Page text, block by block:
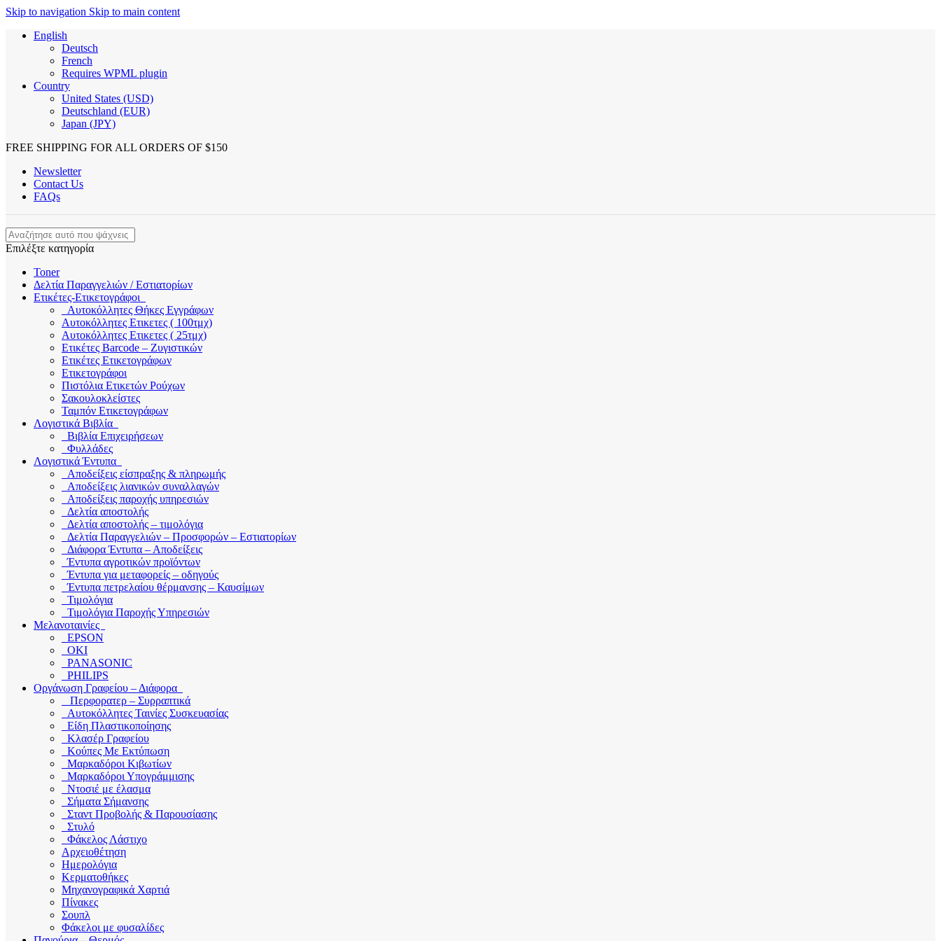
Skip to navigation Skip to main content
English
Deutsch
French
Requires WPML plugin
Country
United States (USD)
Deutschland (EUR)
Japan (JPY)
FREE SHIPPING FOR ALL ORDERS OF $150
Newsletter
Contact Us
FAQs
Επιλέξτε κατηγορία
Toner
Δελτία Παραγγελιών / Εστιατορίων
Ετικέτες-Ετικετογράφοι
Αυτοκόλλητες Θήκες Εγγράφων
Αυτοκόλλητες Ετικετες ( 100τμχ)
Αυτοκόλλητες Ετικετες ( 25τμχ)
Ετικέτες Barcode – Ζυγιστικών
Ετικέτες Ετικετογράφων
Ετικετογράφοι
Πιστόλια Ετικετών Ρούχων
Σακουλοκλείστες
Ταμπόν Ετικετογράφων
Λογιστικά Βιβλία
Βιβλία Επιχειρήσεων
Φυλλάδες
Λογιστικά Έντυπα
Αποδείξεις είσπραξης & πληρωμής
Αποδείξεις λιανικών συναλλαγών
Αποδείξεις παροχής υπηρεσιών
Δελτία αποστολής
Δελτία αποστολής – τιμολόγια
Δελτία Παραγγελιών – Προσφορών – Εστιατορίων
Διάφορα Έντυπα – Αποδείξεις
Έντυπα αγροτικών προϊόντων
Έντυπα για μεταφορείς – οδηγούς
Έντυπα πετρελαίου θέρμανσης – Καυσίμων
Τιμολόγια
Τιμολόγια Παροχής Υπηρεσιών
Μελανοταινίες
EPSON
OKI
PANASONIC
PHILIPS
Οργάνωση Γραφείου – Διάφορα
Περφορατερ – Συρραπτικά
Αυτοκόλλητες Ταινίες Συσκευασίας
Είδη Πλαστικοποίησης
Κλασέρ Γραφείου
Κούπες Με Εκτύπωση
Μαρκαδόροι Κιβωτίων
Μαρκαδόροι Υπογράμμισης
Ντοσιέ με έλασμα
Σήματα Σήμανσης
Σταντ Προβολής & Παρουσίασης
Στυλό
Φάκελος Λάστιχο
Αρχειοθέτηση
Ημερολόγια
Κερματοθήκες
Μηχανογραφικά Χαρτιά
Πίνακες
Σουπλ
Φάκελοι με φυσαλίδες